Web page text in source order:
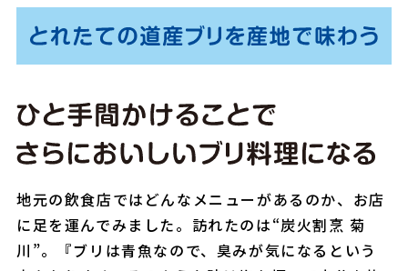
地元の飲食店ではどんなメニューがあるのか、お店
に足を運んでみました。訪れたのは“炭火割烹 菊
川”。『ブリは青魚なので、臭みが気になるという